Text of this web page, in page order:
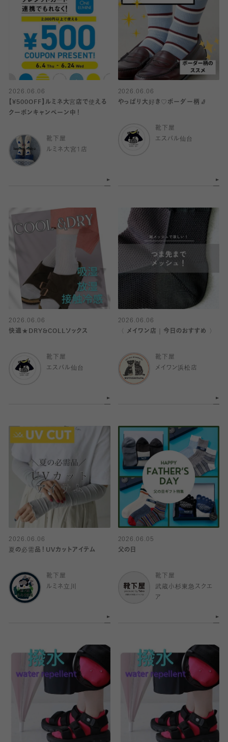
2026.06.06
【¥500OFF】ルミネ大宮店で使える
クーポンキャンペーン中！
靴下屋
ルミネ大宮1店
2026.06.06
やっぱり大好き♡ボーダー柄🧦
靴下屋
エスパル仙台
2026.06.06
快適★DRY&COLLソックス
靴下屋
エスパル仙台
2026.06.06
〈 メイワン店｜今日のおすすめ 〉
靴下屋
メイワン浜松店
2026.06.06
夏の必需品！UVカットアイテム
靴下屋
ルミネ立川
2026.06.05
父の日
靴下屋
武蔵小杉東急スクエ
ア